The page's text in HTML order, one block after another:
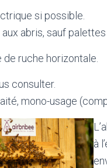
si possible.
abris, sauf
ruche horizontale.
consulter.
mono-usage
à